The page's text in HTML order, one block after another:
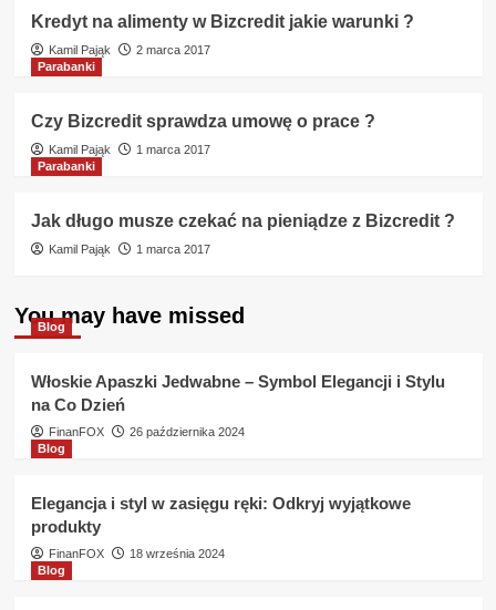
Kredyt na alimenty w Bizcredit jakie warunki ?
Kamil Pająk
2 marca 2017
Parabanki
Czy Bizcredit sprawdza umowę o prace ?
Kamil Pająk
1 marca 2017
Parabanki
Jak długo musze czekać na pieniądze z Bizcredit ?
Kamil Pająk 1 marca 2017
You may have missed
Blog
Włoskie Apaszki Jedwabne – Symbol Elegancji i Stylu
na Co Dzień
FinanFOX
26 października 2024
Blog
Elegancja i styl w zasięgu ręki: Odkryj wyjątkowe
produkty
FinanFOX
18 września 2024
Blog